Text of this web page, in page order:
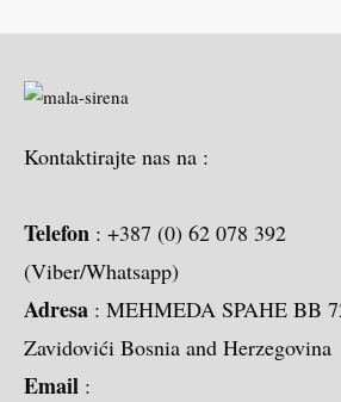
Kontaktirajte nas na :
Telefon : +387 (0) 62 078 392
(Viber/Whatsapp)
Adresa : MEHMEDA SPAHE BB
Zavidovići Bosnia and Herzegovina
Email :